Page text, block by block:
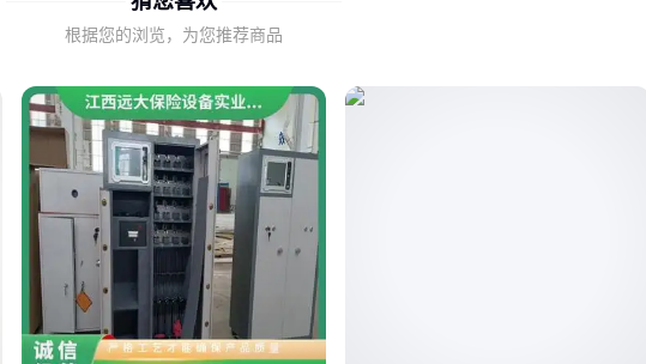
二、激光探测器的场景适配关键
激光入侵探测器在复杂环境中表现突出，其多层光束设计可有
效减少误报，但需要配合清洁维护以保证光路稳定性。
相比传统红外对射，激光探测器在抗强光干扰和雨雾穿透力方
面更具优势，但安装时需要更精确的校准。
选择激光探测器时，光束数量和调整灵活性决定其适应不同地
形能力，而防护等级则影响户外长期使用的可靠性。
三、如何根据场景特点选择安防报警系统？
根据您的浏览，为您推荐商品